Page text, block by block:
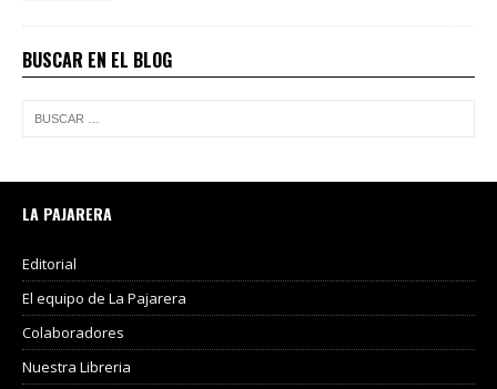
BUSCAR EN EL BLOG
LA PAJARERA
Editorial
El equipo de La Pajarera
Colaboradores
Nuestra Libreria